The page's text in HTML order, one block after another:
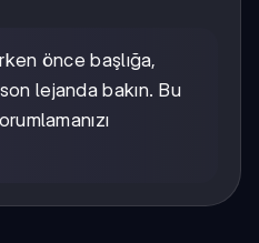
önce başlığa,
lejanda bakın. Bu